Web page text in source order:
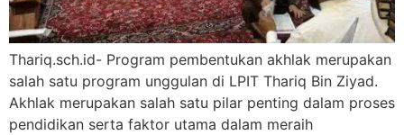
Thariq.sch.id- Program pembentukan akhlak merupakan
salah satu program unggulan di LPIT Thariq Bin Ziyad.
Akhlak merupakan salah satu pilar penting dalam proses
pendidikan serta faktor utama dalam meraih